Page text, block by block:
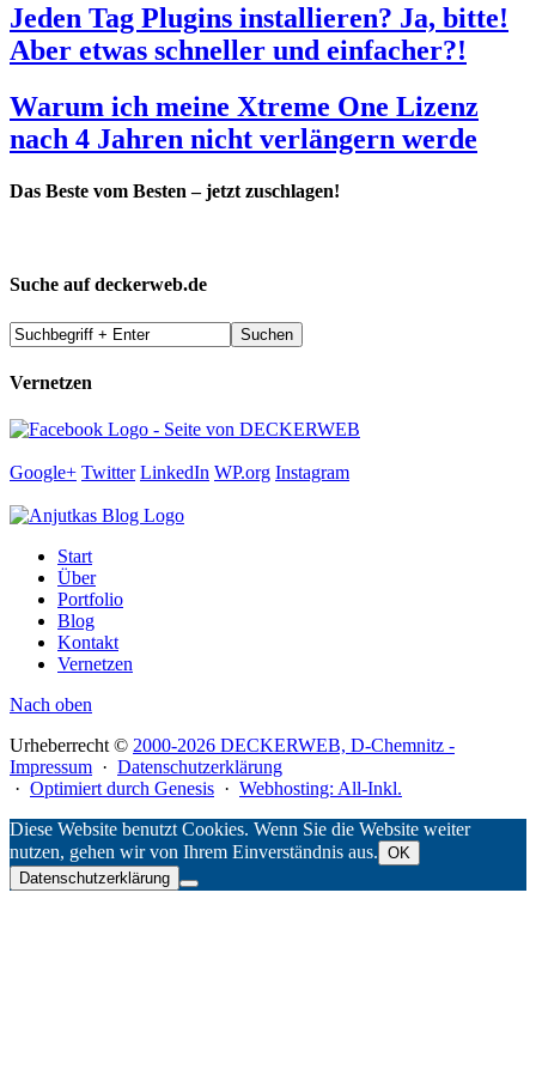
Jeden Tag Plugins installieren? Ja, bitte!
Aber etwas schneller und einfacher?!
Warum ich meine Xtreme One Lizenz
nach 4 Jahren nicht verlängern werde
Das Beste vom Besten – jetzt zuschlagen!
Suche auf deckerweb.de
Vernetzen
Google+ Twitter LinkedIn WP.org Instagram
Start
Über
Portfolio
Blog
Kontakt
Vernetzen
Nach oben
Urheberrecht © 2000-2026 DECKERWEB, D-Chemnitz -
Impressum · Datenschutzerklärung
· Optimiert durch Genesis · Webhosting: All-Inkl.
Diese Website benutzt Cookies. Wenn Sie die Website weiter
nutzen, gehen wir von Ihrem Einverständnis aus. OK
Datenschutzerklärung